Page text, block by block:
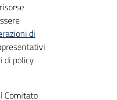
di
di policy
Comitato